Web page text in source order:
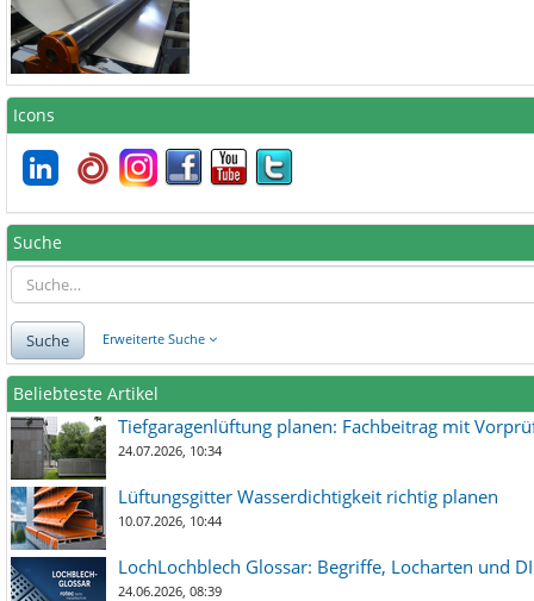
Icons
Suche
Suche Erweiterte Suche
Beliebteste Artikel
Tiefgaragenlüftung planen: Fachbeitrag mit
24.07.2026, 10:34
Lüftungsgitter Wasserdichtigkeit richtig planen
10.07.2026, 10:44
LochLochblech Glossar: Begriffe, Locharten und
24.06.2026, 08:39